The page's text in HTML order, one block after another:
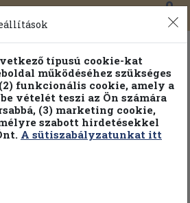
0
típusú cookie-kat
működéséhez szükséges
funkcionális cookie, amely a
vételét teszi az Ön számára
(3) marketing cookie,
szabott hirdetésekkel
A sütiszabályzatunkat itt